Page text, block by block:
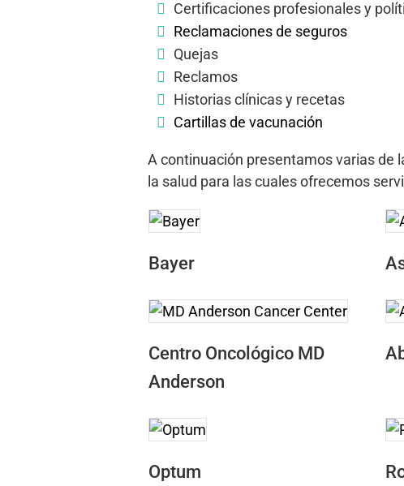
Certificaciones profesionales y
Reclamaciones de seguros
Quejas
Reclamos
Historias clínicas y recetas
Cartillas de vacunación
A continuación presentamos varias de
la salud para las cuales ofrecemos
Bayer
Centro Oncológico MD
Anderson
Optum